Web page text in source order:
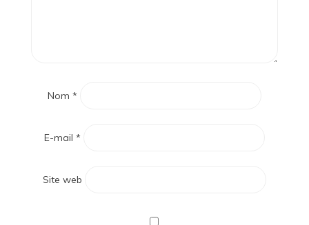
Nom *
E-mail *
Site web